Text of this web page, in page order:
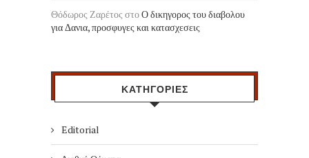
Θόδωρος Ζαρέτος στοΟ δικηγορος του διαβολου
για Δανια, προσφυγες και κατασχεσεις
ΚΑΤΗΓΟΡΙΕΣ
Editorial